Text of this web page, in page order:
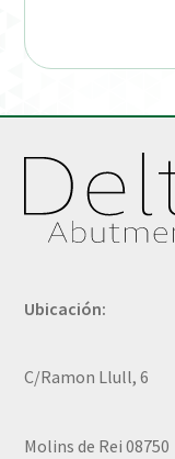
Ubicación:
C/Ramon Llull, 6
Molins de Rei 08750